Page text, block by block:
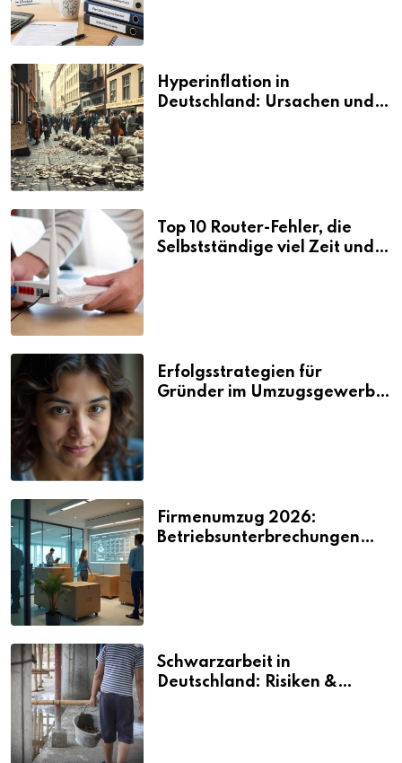
Hyperinflation in
Deutschland: Ursachen und
Top 10 Router-Fehler, die
Selbstständige viel Zeit und
Erfolgsstrategien für
Gründer im Umzugsgewerbe
Firmenumzug 2026:
Betriebsunterbrechungen
Schwarzarbeit in
Deutschland: Risiken &